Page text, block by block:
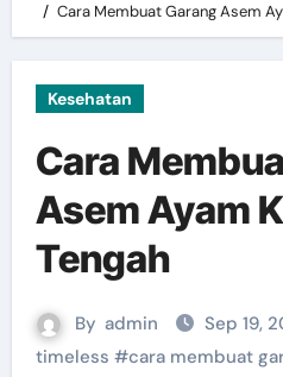
Cara Membuat Garang Asem
Kesehatan
Cara
Asem Ayam
Tengah
By admin Sep 19,
timeless #cara membuat